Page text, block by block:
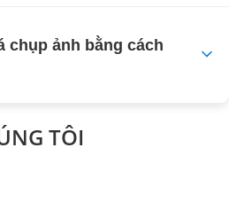
chụp ảnh bằng cách
TÔI